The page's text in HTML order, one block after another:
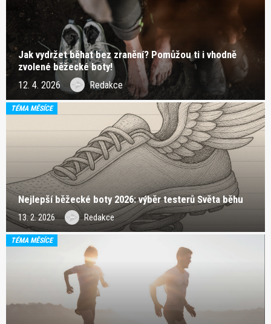
Jak vydržet běhat bez zranění? Pomůžou ti i vhodně
zvolené běžecké boty!
12. 4. 2026 Redakce
TÉMA MĚSÍCE
Nejlepší běžecké boty 2026: výběr testerů Světa běhu
13. 2. 2026 Redakce
TÉMA MĚSÍCE